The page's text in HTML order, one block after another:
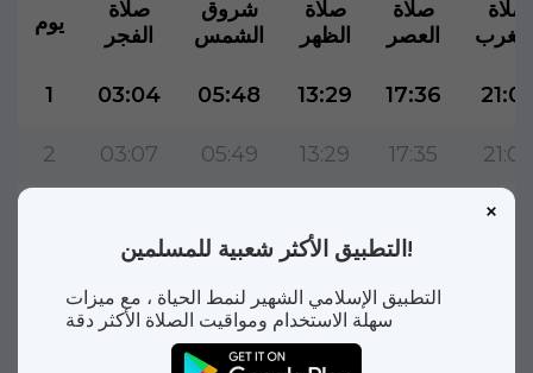
يوم
صلاة
الفجر
شروق
الشمس
صلاة
الظهر
صلاة
العصر
صلاة
1 03:04 05:48 13:29 17:36
2 03:07 05:49 13:29 17:35 21:05
21:04
03:18 05:54 13:29 17:33
التطبيق الأكثر شعبية للمسلمين!
التطبيق الإسلامي الشهير لنمط الحياة ، مع ميزات
سهلة الاستخدام ومواقيت الصلاة الأكثر دقة